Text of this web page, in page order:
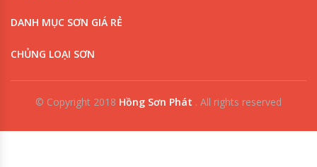
DANH MỤC SƠN GIÁ RẺ
CHỦNG LOẠI SƠN
© Copyright 2018 Hồng Sơn Phát . All rights reserved